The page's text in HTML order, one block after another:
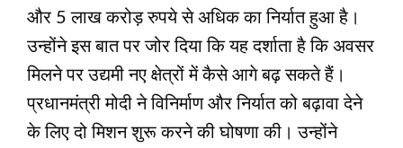
और 5 लाख करोड़ रुपये से अधिक का निर्यात हुआ है।
उन्होंने इस बात पर जोर दिया कि यह दर्शाता है कि अवसर
मिलने पर उद्यमी नए क्षेत्रों में कैसे आगे बढ़ सकते हैं।
प्रधानमंत्री मोदी ने विनिर्माण और निर्यात को बढ़ावा देने
के लिए दो मिशन शुरू करने की घोषणा की। उन्होंने